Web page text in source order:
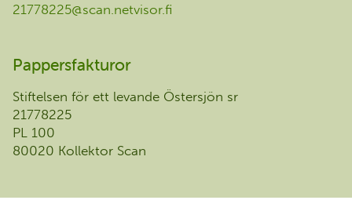
21778225@scan.netvisor.fi
Pappersfakturor
Stiftelsen för ett levande Östersjön sr
21778225
PL 100
80020 Kollektor Scan